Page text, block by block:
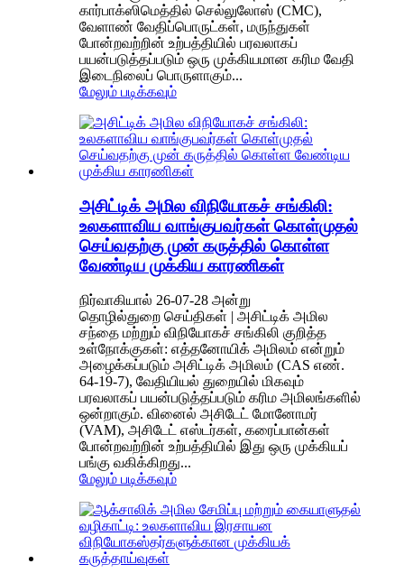
கார்பாக்ஸிமெத்தில் செல்லுலோஸ் (CMC),
வேளாண் வேதிப்பொருட்கள், மருந்துகள்
போன்றவற்றின் உற்பத்தியில் பரவலாகப்
பயன்படுத்தப்படும் ஒரு முக்கியமான கரிம வேதி
இடைநிலைப் பொருளாகும்...
மேலும் படிக்கவும்
அசிட்டிக் அமில விநியோகச் சங்கிலி:
உலகளாவிய வாங்குபவர்கள் கொள்முதல்
செய்வதற்கு முன் கருத்தில் கொள்ள
வேண்டிய முக்கிய காரணிகள்
நிர்வாகியால் 26-07-28 அன்று
தொழில்துறை செய்திகள் | அசிட்டிக் அமில
சந்தை மற்றும் விநியோகச் சங்கிலி குறித்த
உள்நோக்குகள்: எத்தனோயிக் அமிலம் என்றும்
அழைக்கப்படும் அசிட்டிக் அமிலம் (CAS எண்.
64-19-7), வேதியியல் துறையில் மிகவும்
பரவலாகப் பயன்படுத்தப்படும் கரிம அமிலங்களில்
ஒன்றாகும். வினைல் அசிடேட் மோனோமர்
(VAM), அசிடேட் எஸ்டர்கள், கரைப்பான்கள்
போன்றவற்றின் உற்பத்தியில் இது ஒரு முக்கியப்
பங்கு வகிக்கிறது...
மேலும் படிக்கவும்